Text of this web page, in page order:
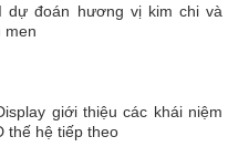
dự đoán hương vị kim chi và
men
giới thiệu các khái niệm
thế hệ tiếp theo